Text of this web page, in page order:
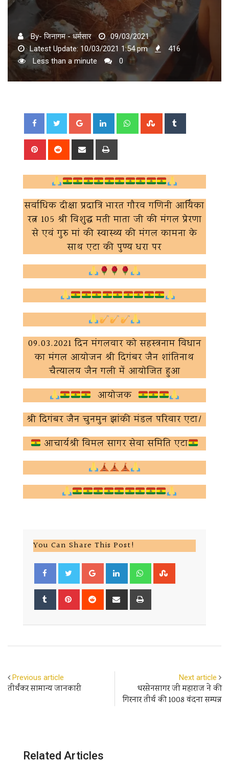
By- जिनागम - धर्मसार
09/03/2021
Latest Update: 10/03/2021 1:54 pm
416
Less than a minute
0
Google+ LinkedIn WhatsappStumbleUpon
Pinterest Reddit
Share
सर्वाधिक दीक्षा प्रदात्रि भारत गौरव गणिनी आर्यिका
रत्न 105 श्री विशुद्ध मती माता जी की मंगल प्रेरणा
से एवं गुरु मां की स्वास्थ्य की मंगल कामना के
साथ एटा की पुण्य धरा पर
09.03.2021 दिन मंगलवार को सहस्त्रनाम विधान
का मंगल आयोजन श्री दिगंबर जैन शांतिनाथ
चैत्यालय जैन गली में आयोजित हुआ
आयोजक
श्री दिगंबर जैन चुनमुन झांकी मंडल परिवार एटा/
आचार्यश्री विमल सागर सेवा समिति एटा
You Can Share This Post!
Google+ LinkedIn Whatsapp
Tumblr Pinterest Reddit
Share
Previous article
तीर्थंकर सामान्य जानकारी
Next article
धरसेनसागर जी महाराज ने की
गिरनार तीर्थ की 1008 वंदना सम्पन्न
Related Articles